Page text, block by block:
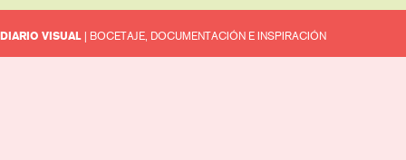
DIARIO VISUAL | BOCETAJE, DOCUMENTACIÓN E INSPIRACIÓN